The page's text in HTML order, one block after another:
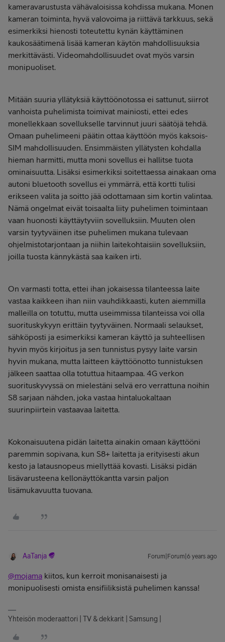
kameravarustusta vähävaloisissa kohdissa mukana. Monen
kameran toiminta, hyvä valovoima ja riittävä tarkkuus, sekä
esimerkiksi hienosti toteutettu kynän käyttäminen
kaukosäätimenä lisää kameran käytön mahdollisuuksia
merkittävästi. Videomahdollisuudet ovat myös varsin
monipuoliset.
Mitään suuria yllätyksiä käyttöönotossa ei sattunut, siirrot
vanhoista puhelimista toimivat mainiosti, ettei edes
monellekkaan sovellukselle tarvinnut juuri säätöjä tehdä.
Omaan puhelimeeni päätin ottaa käyttöön myös kaksois-
SIM mahdollisuuden. Ensimmäisten yllätysten kohdalla
hieman harmitti, mutta moni sovellus ei hallitse tuota
ominaisuutta. Lisäksi esimerkiksi soitettaessa ainakaan oma
autoni bluetooth sovellus ei ymmärrä, että kortti tulisi
erikseen valita ja soitto jää odottamaan sim kortin valintaa.
Nämä ongelmat eivät toisaalta liity puhelimen toimintaan
vaan huonosti käyttäytyviin sovelluksiin. Muuten olen
varsin tyytyväinen itse puhelimen mukana tulevaan
ohjelmistotarjontaan ja niihin laitekohtaisiin sovelluksiin,
joilla tuosta kännykästä saa kaiken irti.
On varmasti totta, ettei ihan jokaisessa tilanteessa laite
vastaa kaikkeen ihan niin vauhdikkaasti, kuten aiemmilla
malleilla on totuttu, mutta useimmissa tilanteissa voi olla
suorituskykyyn erittäin tyytyväinen. Normaali selaukset,
sähköposti ja esimerkiksi kameran käyttö ja suhteellisen
hyvin myös kirjoitus ja sen tunnistus pysyy laite varsin
hyvin mukana, mutta laitteen käyttöönotto tunnistuksen
jälkeen saattaa olla totuttua hitaampaa. 4G verkon
suorituskyvyssä on mielestäni selvä ero verrattuna noihin
S8 sarjaan nähden, joka vastaa hintaluokaltaan
suurinpiirtein vastaavaa laitetta.
Kokonaisuutena pidän laitetta ainakin omaan käyttööni
paremmin sopivana, kun S8+ laitetta ja erityisesti akun
kesto ja latausnopeus miellyttää kovasti. Lisäksi pidän
lisävarusteena kellonäyttökantta varsin paljon
lisämukavuutta tuovana.
AaTanja Forum|Forum|6 years ago
@mojama kiitos, kun kerroit monisanaisesti ja
monipuolisesti omista ensifiiliksistä puhelimen kanssa!
Yhteisön moderaattori | TV & dekkarit | Samsung |